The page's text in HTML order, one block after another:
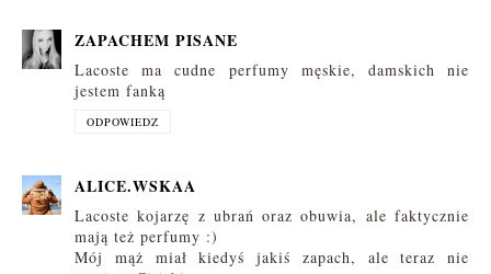
ZAPACHEM PISANE
Lacoste ma cudne perfumy męskie, damskich nie
jestem fanką
ODPOWIEDZ
ALICE.WSKAA
Lacoste kojarzę z ubrań oraz obuwia, ale faktycznie
mają też perfumy :)
Mój mąż miał kiedyś jakiś zapach, ale teraz nie